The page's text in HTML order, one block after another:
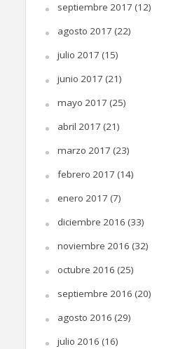
septiembre 2017 (12)
agosto 2017 (22)
julio 2017 (15)
junio 2017 (21)
mayo 2017 (25)
abril 2017 (21)
marzo 2017 (23)
febrero 2017 (14)
enero 2017 (7)
diciembre 2016 (33)
noviembre 2016 (32)
octubre 2016 (25)
septiembre 2016 (20)
agosto 2016 (29)
julio 2016 (16)